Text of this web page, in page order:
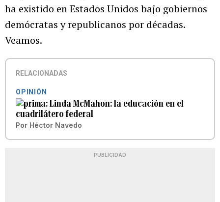
ha existido en Estados Unidos bajo gobiernos
demócratas y republicanos por décadas.
Veamos.
RELACIONADAS
OPINIÓN
Linda McMahon: la educación en el
cuadrilátero federal
Por Héctor Navedo
PUBLICIDAD